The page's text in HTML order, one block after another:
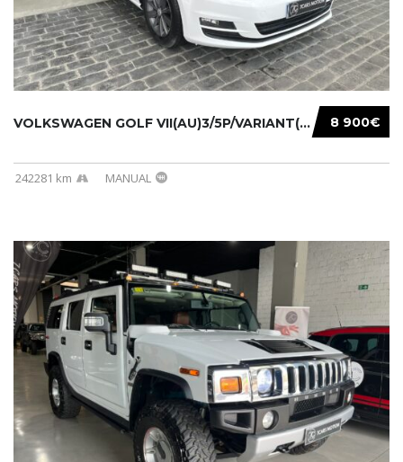
8 900€
VOLKSWAGEN GOLF VII(AU)3/5P/VARIANT(12-16 20...
242281 km MANUAL